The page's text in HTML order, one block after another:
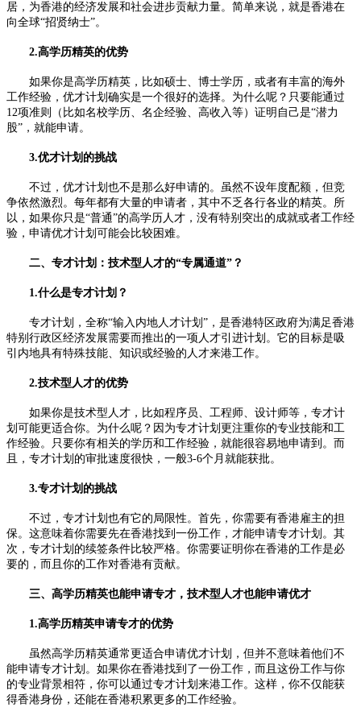
居，为香港的经济发展和社会进步贡献力量。简单来说，就是香港在
向全球“招贤纳士”。
2.高学历精英的优势
如果你是高学历精英，比如硕士、博士学历，或者有丰富的海外
工作经验，优才计划确实是一个很好的选择。为什么呢？只要能通过
12项准则（比如名校学历、名企经验、高收入等）证明自己是“潜力
股”，就能申请。
3.优才计划的挑战
不过，优才计划也不是那么好申请的。虽然不设年度配额，但竞
争依然激烈。每年都有大量的申请者，其中不乏各行各业的精英。所
以，如果你只是“普通”的高学历人才，没有特别突出的成就或者工作经
验，申请优才计划可能会比较困难。
二、专才计划：技术型人才的“专属通道”？
1.什么是专才计划？
专才计划，全称“输入内地人才计划”，是香港特区政府为满足香港
特别行政区经济发展需要而推出的一项人才引进计划。它的目标是吸
引内地具有特殊技能、知识或经验的人才来港工作。
2.技术型人才的优势
如果你是技术型人才，比如程序员、工程师、设计师等，专才计
划可能更适合你。为什么呢？因为专才计划更注重你的专业技能和工
作经验。只要你有相关的学历和工作经验，就能很容易地申请到。而
且，专才计划的审批速度很快，一般3-6个月就能获批。
3.专才计划的挑战
不过，专才计划也有它的局限性。首先，你需要有香港雇主的担
保。这意味着你需要先在香港找到一份工作，才能申请专才计划。其
次，专才计划的续签条件比较严格。你需要证明你在香港的工作是必
要的，而且你的工作对香港有贡献。
三、高学历精英也能申请专才，技术型人才也能申请优才
1.高学历精英申请专才的优势
虽然高学历精英通常更适合申请优才计划，但并不意味着他们不
能申请专才计划。如果你在香港找到了一份工作，而且这份工作与你
的专业背景相符，你可以通过专才计划来港工作。这样，你不仅能获
得香港身份，还能在香港积累更多的工作经验。